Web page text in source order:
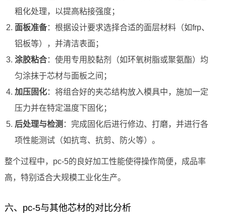
粗化处理，以提高粘接强度；
面板准备：根据设计要求选择合适的面层材料（如frp、
铝板等），并清洁表面；
涂胶粘合：使用专用胶黏剂（如环氧树脂或聚氨酯）均
匀涂抹于芯材与面板之间；
加压固化：将组合好的夹芯结构放入模具中，施加一定
压力并在特定温度下固化；
后处理与检测 ：完成固化后进行修边、打磨，并进行各
项性能测试（如抗弯、抗剪、防火等）。
整个过程中，pc-5的良好加工性能使得操作简便，成品率
高，特别适合大规模工业化生产。
六、pc-5与其他芯材的对比分析